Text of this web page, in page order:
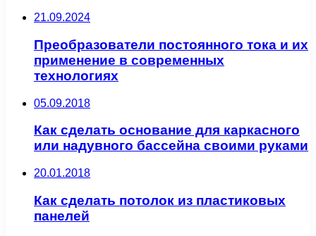
21.09.2024
Преобразователи постоянного тока и их
применение в современных
технологиях
05.09.2018
Как сделать основание для каркасного
или надувного бассейна своими руками
20.01.2018
Как сделать потолок из пластиковых
панелей